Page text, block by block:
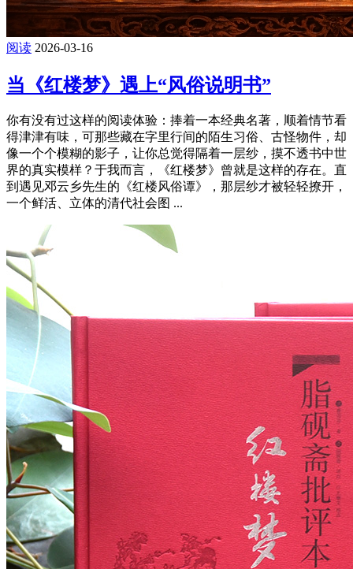
阅读 2026-03-16
当《红楼梦》遇上“风俗说明书”
你有没有过这样的阅读体验：捧着一本经典名著，顺着情节看
得津津有味，可那些藏在字里行间的陌生习俗、古怪物件，却
像一个个模糊的影子，让你总觉得隔着一层纱，摸不透书中世
界的真实模样？于我而言，《红楼梦》曾就是这样的存在。直
到遇见邓云乡先生的《红楼风俗谭》，那层纱才被轻轻撩开，
一个鲜活、立体的清代社会图 ...